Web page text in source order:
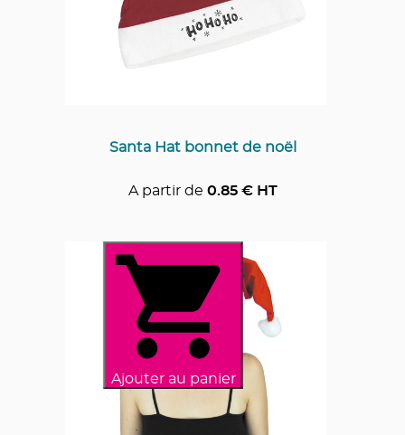
Santa Hat bonnet de noël
A partir de 0.85€ HT
Ajouter au panier